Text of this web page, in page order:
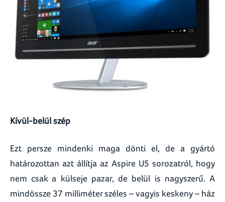
Kívül-belül szép
Ezt persze mindenki maga dönti el, de a gyártó
határozottan azt állítja az Aspire U5 sorozatról, hogy
nem csak a külseje pazar, de belül is nagyszerű. A
mindössze 37 milliméter széles – vagyis keskeny – ház